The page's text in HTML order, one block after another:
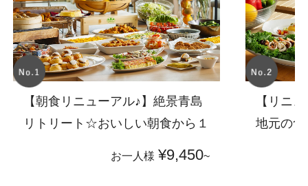
【朝食リニューアル♪】絶景青島
リトリート☆おいしい朝食から１
お一人様 ¥9,450~
【リニ
地元の